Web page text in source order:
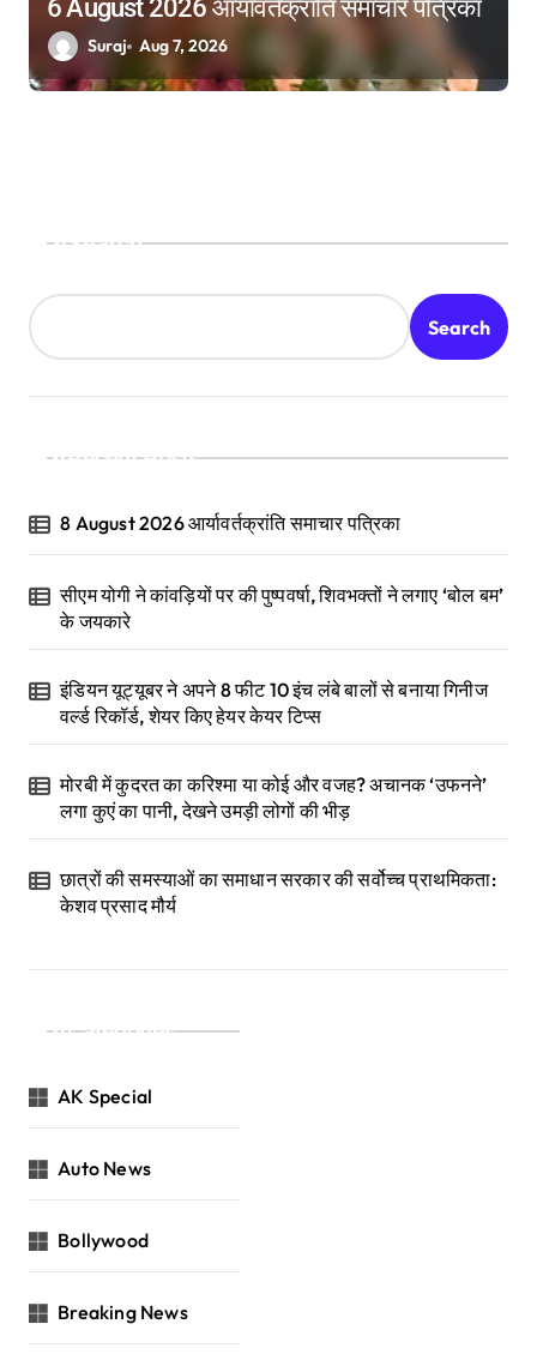
6 August 2026 आर्यावर्तक्रांति समाचार पत्रिका
Suraj Aug 7, 2026
Search
Search
Recent Posts
8 August 2026 आर्यावर्तक्रांति समाचार पत्रिका
सीएम योगी ने कांवड़ियों पर की पुष्पवर्षा, शिवभक्तों ने लगाए ‘बोल बम’
के जयकारे
इंडियन यूट्यूबर ने अपने 8 फीट 10 इंच लंबे बालों से बनाया गिनीज
वर्ल्ड रिकॉर्ड, शेयर किए हेयर केयर टिप्स
मोरबी में कुदरत का करिश्मा या कोई और वजह? अचानक ‘उफनने’
लगा कुएं का पानी, देखने उमड़ी लोगों की भीड़
छात्रों की समस्याओं का समाधान सरकार की सर्वोच्च प्राथमिकता:
केशव प्रसाद मौर्य
Categories
AK Special
Auto News
Bollywood
Breaking News